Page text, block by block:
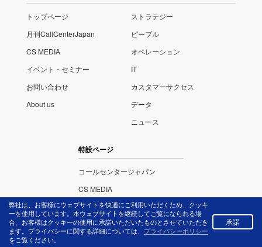
トップページ
月刊CallCenterJapan
CS MEDIA
イベント・セミナー
お問い合わせ
About us
ストラテジー
ピープル
オペレーション
IT
カスタマーサクセス
データ
ニュース
特設ページ
コールセンタージャパン
CS MEDIA
ITさがし
イベント・セミナー
弊社は、お客様にウェブサイトを快適にご利用いただくため、クッキ
ーを使用しています。本ウェブサイトを継続してご覧になられる場
合、お客様はクッキーの使用に承諾いただいたものとさせていただき
ます。プライバシーに関する詳細については、 プライバシーポリシー
をご覧ください。
承諾